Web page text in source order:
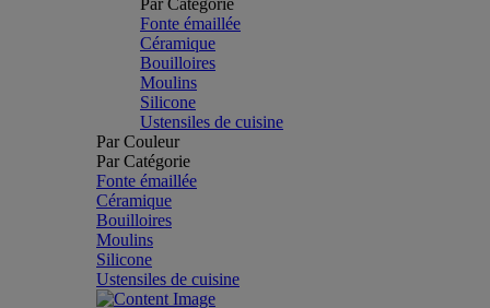
Par Catégorie
Fonte émaillée
Céramique
Bouilloires
Moulins
Silicone
Ustensiles de cuisine
Par Couleur
Par Catégorie
Fonte émaillée
Céramique
Bouilloires
Moulins
Silicone
Ustensiles de cuisine